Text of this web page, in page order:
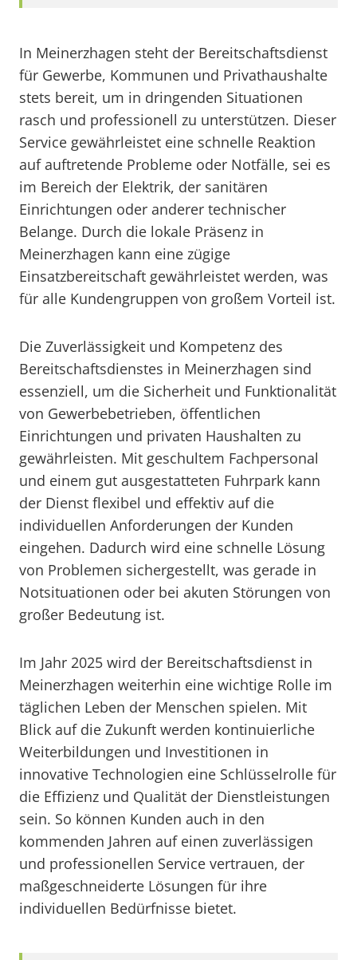
In Meinerzhagen steht der Bereitschaftsdienst
für Gewerbe, Kommunen und Privathaushalte
stets bereit, um in dringenden Situationen
rasch und professionell zu unterstützen. Dieser
Service gewährleistet eine schnelle Reaktion
auf auftretende Probleme oder Notfälle, sei es
im Bereich der Elektrik, der sanitären
Einrichtungen oder anderer technischer
Belange. Durch die lokale Präsenz in
Meinerzhagen kann eine zügige
Einsatzbereitschaft gewährleistet werden, was
für alle Kundengruppen von großem Vorteil ist.
Die Zuverlässigkeit und Kompetenz des
Bereitschaftsdienstes in Meinerzhagen sind
essenziell, um die Sicherheit und Funktionalität
von Gewerbebetrieben, öffentlichen
Einrichtungen und privaten Haushalten zu
gewährleisten. Mit geschultem Fachpersonal
und einem gut ausgestatteten Fuhrpark kann
der Dienst flexibel und effektiv auf die
individuellen Anforderungen der Kunden
eingehen. Dadurch wird eine schnelle Lösung
von Problemen sichergestellt, was gerade in
Notsituationen oder bei akuten Störungen von
großer Bedeutung ist.
Im Jahr 2025 wird der Bereitschaftsdienst in
Meinerzhagen weiterhin eine wichtige Rolle im
täglichen Leben der Menschen spielen. Mit
Blick auf die Zukunft werden kontinuierliche
Weiterbildungen und Investitionen in
innovative Technologien eine Schlüsselrolle für
die Effizienz und Qualität der Dienstleistungen
sein. So können Kunden auch in den
kommenden Jahren auf einen zuverlässigen
und professionellen Service vertrauen, der
maßgeschneiderte Lösungen für ihre
individuellen Bedürfnisse bietet.